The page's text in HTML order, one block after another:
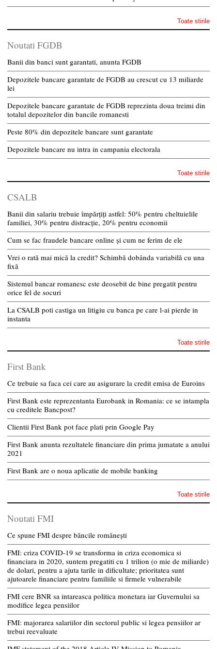
Toate stirile
Noutati FGDB
Banii din banci sunt garantati, anunta FGDB
Depozitele bancare garantate de FGDB au crescut cu 13 miliarde
lei
Depozitele bancare garantate de FGDB reprezinta doua treimi din
totalul depozitelor din bancile romanesti
Peste 80% din depozitele bancare sunt garantate
Depozitele bancare nu intra in campania electorala
Toate stirile
CSALB
Banii din salariu trebuie împărțiți astfel: 50% pentru cheltuielile
familiei, 30% pentru distracție, 20% pentru economii
Cum se fac fraudele bancare online și cum ne ferim de ele
Vrei o rată mai mică la credit? Schimbă dobânda variabilă cu una
fixă
Sistemul bancar romanesc este deosebit de bine pregatit pentru
orice fel de socuri
La CSALB poti castiga un litigiu cu banca pe care l-ai pierde in
instanta
Toate stirile
First Bank
Ce trebuie sa faca cei care au asigurare la credit emisa de Euroins
First Bank este reprezentanta Eurobank in Romania: ce se intampla
cu creditele Bancpost?
Clientii First Bank pot face plati prin Google Pay
First Bank anunta rezultatele financiare din prima jumatate a anului
2021
First Bank are o noua aplicatie de mobile banking
Toate stirile
Noutati FMI
Ce spune FMI despre băncile românești
FMI: criza COVID-19 se transforma in criza economica si
financiara in 2020, suntem pregatiti cu 1 trilion (o mie de miliarde)
de dolari, pentru a ajuta tarile in dificultate; prioritatea sunt
ajutoarele financiare pentru familiile si firmele vulnerabile
FMI cere BNR sa intareasca politica monetara iar Guvernului sa
modifice legea pensiilor
FMI: majorarea salariilor din sectorul public si legea pensiilor ar
trebui reevaluate